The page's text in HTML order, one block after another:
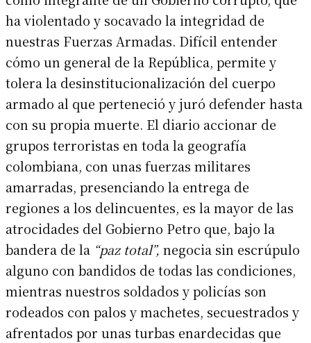
ha violentado y socavado la integridad de
nuestras Fuerzas Armadas. Difícil entender
cómo un general de la República, permite y
tolera la desinstitucionalización del cuerpo
armado al que perteneció y juró defender hasta
con su propia muerte. El diario accionar de
grupos terroristas en toda la geografía
colombiana, con unas fuerzas militares
amarradas, presenciando la entrega de
regiones a los delincuentes, es la mayor de las
atrocidades del Gobierno Petro que, bajo la
bandera de la “paz total”, negocia sin escrúpulo
alguno con bandidos de todas las condiciones,
mientras nuestros soldados y policías son
rodeados con palos y machetes, secuestrados y
afrentados por unas turbas enardecidas que